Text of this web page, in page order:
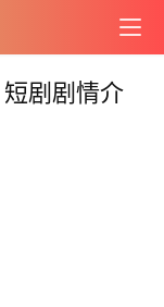
短剧剧情介